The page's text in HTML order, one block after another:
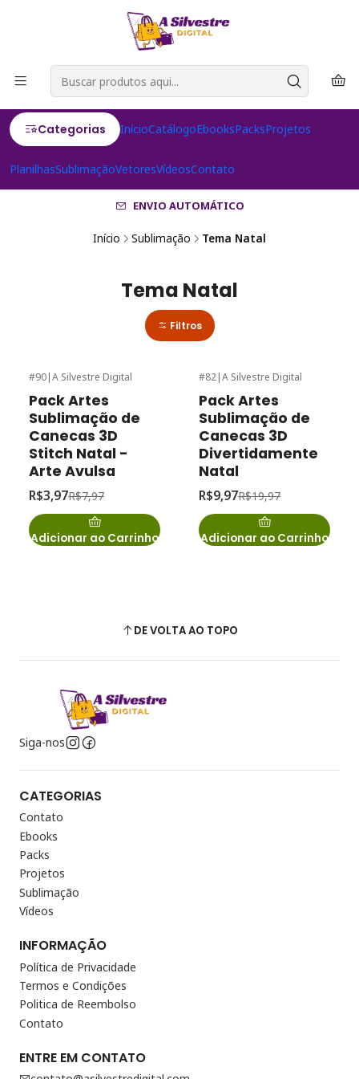
Categorias InícioCatálogoEbooksPacksProjetos
PlanilhasSublimaçãoVetoresVídeosContato
ENVIO AUTOMÁTICO
Início Sublimação Tema Natal
Tema Natal
Filtros
#90|A Silvestre Digital
Pack Artes
Sublimação de
Canecas 3D
Stitch Natal -
Arte Avulsa
R$3,97R$7,97
Adicionar ao Carrinho
#82|A Silvestre Digital
Pack Artes
Sublimação de
Canecas 3D
Divertidamente
Natal
R$9,97R$19,97
Adicionar ao Carrinho
DE VOLTA AO TOPO
Siga-nos
CATEGORIAS
Contato
Ebooks
Packs
Projetos
Sublimação
Vídeos
INFORMAÇÃO
Política de Privacidade
Termos e Condições
Politica de Reembolso
Contato
ENTRE EM CONTATO